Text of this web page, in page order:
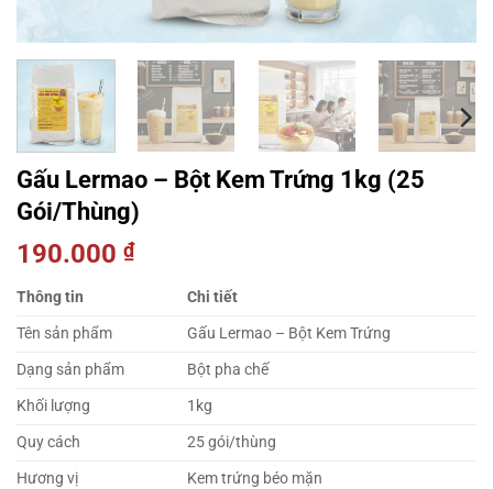
Gấu Lermao – Bột Kem Trứng 1kg (25
Gói/Thùng)
190.000 ₫
Thông tin
Chi tiết
Tên sản phẩm
Gấu Lermao – Bột Kem Trứng
Dạng sản phẩm
Bột pha chế
Khối lượng
1kg
Quy cách
25 gói/thùng
Hương vị
Kem trứng béo mặn